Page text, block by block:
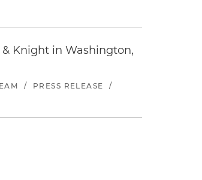
Knight in Washington,
/ PRESS RELEASE
/